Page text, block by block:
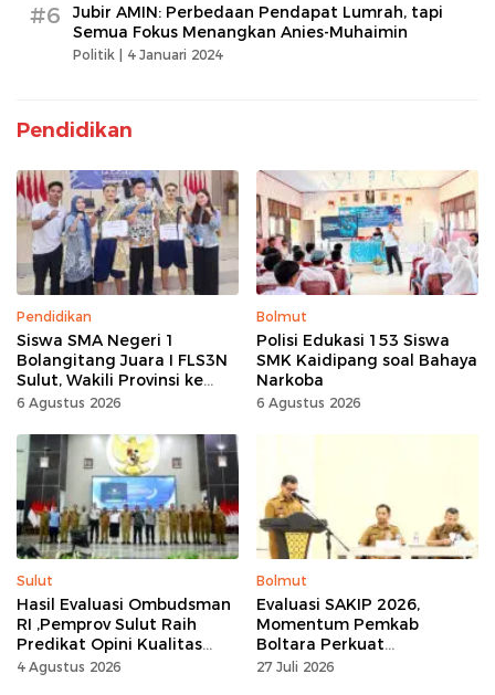
#6
Jubir AMIN: Perbedaan Pendapat Lumrah, tapi
Semua Fokus Menangkan Anies-Muhaimin
Politik | 4 Januari 2024
Pendidikan
Pendidikan
Siswa SMA Negeri 1
Bolangitang Juara I FLS3N
Sulut, Wakili Provinsi ke
Tingkat Nasional
6 Agustus 2026
Bolmut
Polisi Edukasi 153 Siswa
SMK Kaidipang soal Bahaya
Narkoba
6 Agustus 2026
Sulut
Hasil Evaluasi Ombudsman
RI ,Pemprov Sulut Raih
Predikat Opini Kualitas
Tinggi Tanpa
4 Agustus 2026
Bolmut
Evaluasi SAKIP 2026,
Momentum Pemkab
Boltara Perkuat
Akuntabilitas dan Kinerja
27 Juli 2026